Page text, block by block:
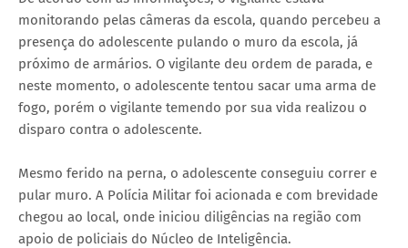
monitorando pelas câmeras da escola, quando percebeu a
presença do adolescente pulando o muro da escola, já
próximo de armários. O vigilante deu ordem de parada, e
neste momento, o adolescente tentou sacar uma arma de
fogo, porém o vigilante temendo por sua vida realizou o
disparo contra o adolescente.
Mesmo ferido na perna, o adolescente conseguiu correr e
pular muro. A Polícia Militar foi acionada e com brevidade
chegou ao local, onde iniciou diligências na região com
apoio de policiais do Núcleo de Inteligência.